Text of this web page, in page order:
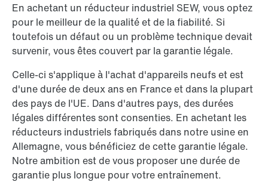
En achetant un réducteur industriel SEW, vous optez
pour le meilleur de la qualité et de la fiabilité. Si
toutefois un défaut ou un problème technique devait
survenir, vous êtes couvert par la garantie légale.
Celle-ci s'applique à l'achat d'appareils neufs et est
d'une durée de deux ans en France et dans la plupart
des pays de l'UE. Dans d'autres pays, des durées
légales différentes sont consenties. En achetant les
réducteurs industriels fabriqués dans notre usine en
Allemagne, vous bénéficiez de cette garantie légale.
Notre ambition est de vous proposer une durée de
garantie plus longue pour votre entraînement.